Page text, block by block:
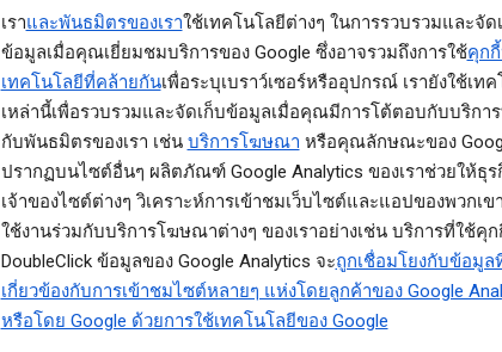
เราและพันธมิตรของเราใช้เทคโนโลยีต่างๆ ในการรวบรวมและจัด
ข้อมูลเมื่อคุณเยี่ยมชมบริการของ Google ซึ่งอาจรวมถึงการใช้คุก
เทคโนโลยีที่คล้ายกันเพื่อระบุเบราว์เซอร์หรืออุปกรณ์ เรายังใช้เท
เหล่านี้เพื่อรวบรวมและจัดเก็บข้อมูลเมื่อคุณมีการโต้ตอบกับบริการ
กับพันธมิตรของเรา เช่น บริการโฆษณา หรือคุณลักษณะของ
ปรากฏบนไซต์อื่นๆ ผลิตภัณฑ์ Google Analytics ของเราช่วยให้ธุร
เจ้าของไซต์ต่างๆ วิเคราะห์การเข้าชมเว็บไซต์และแอปของพวกเข
ใช้งานร่วมกับบริการโฆษณาต่างๆ ของเราอย่างเช่น บริการที่ใช้คุก
DoubleClick ข้อมูลของ Google Analytics จะถูกเชื่อมโยงกับข้อมูล
เกี่ยวข้องกับการเข้าชมไซต์หลายๆ แห่งโดยลูกค้าของ Google
หรือโดย Google ด้วยการใช้เทคโนโลยีของ Google